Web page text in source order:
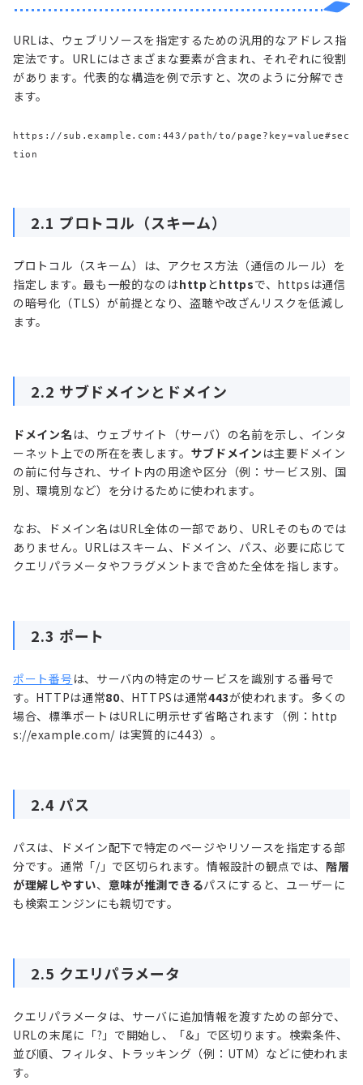
URLは、ウェブリソースを指定するための汎用的なアドレス指
定法です。URLにはさまざまな要素が含まれ、それぞれに役割
があります。代表的な構造を例で示すと、次のように分解でき
ます。
https://sub.example.com:443/path/to/page?key=value#sec
tion
2.1 プロトコル（スキーム）
プロトコル（スキーム）は、アクセス方法（通信のルール）を
指定します。最も一般的なのはhttp とhttpsで、httpsは通信
の暗号化（TLS）が前提となり、盗聴や改ざんリスクを低減し
ます。
2.2 サブドメインとドメイン
ドメイン名 は、ウェブサイト（サーバ）の名前を示し、インタ
ーネット上での所在を表します。 サブドメイン は主要ドメイン
の前に付与され、サイト内の用途や区分（例：サービス別、国
別、環境別など）を分けるために使われます。
なお、ドメイン名はURL全体の一部であり、URLそのものでは
ありません。URLはスキーム、ドメイン、パス、必要に応じて
クエリパラメータやフラグメントまで含めた全体を指します。
2.3 ポート
ポート番号 は、サーバ内の特定のサービスを識別する番号で
す。HTTPは通常80、HTTPSは通常443が使われます。多くの
場合、標準ポートはURLに明示せず省略されます（例：http
s://example.com/ は実質的に443）。
2.4 パス
パスは、ドメイン配下で特定のページやリソースを指定する部
分です。通常「/」で区切られます。情報設計の観点では、 階層
が理解しやすい、 意味が推測できるパスにすると、ユーザーに
も検索エンジンにも親切です。
2.5 クエリパラメータ
クエリパラメータは、サーバに追加情報を渡すための部分で、
URLの末尾に「?」で開始し、「&」で区切ります。検索条件、
並び順、フィルタ、トラッキング（例：UTM）などに使われま
す。